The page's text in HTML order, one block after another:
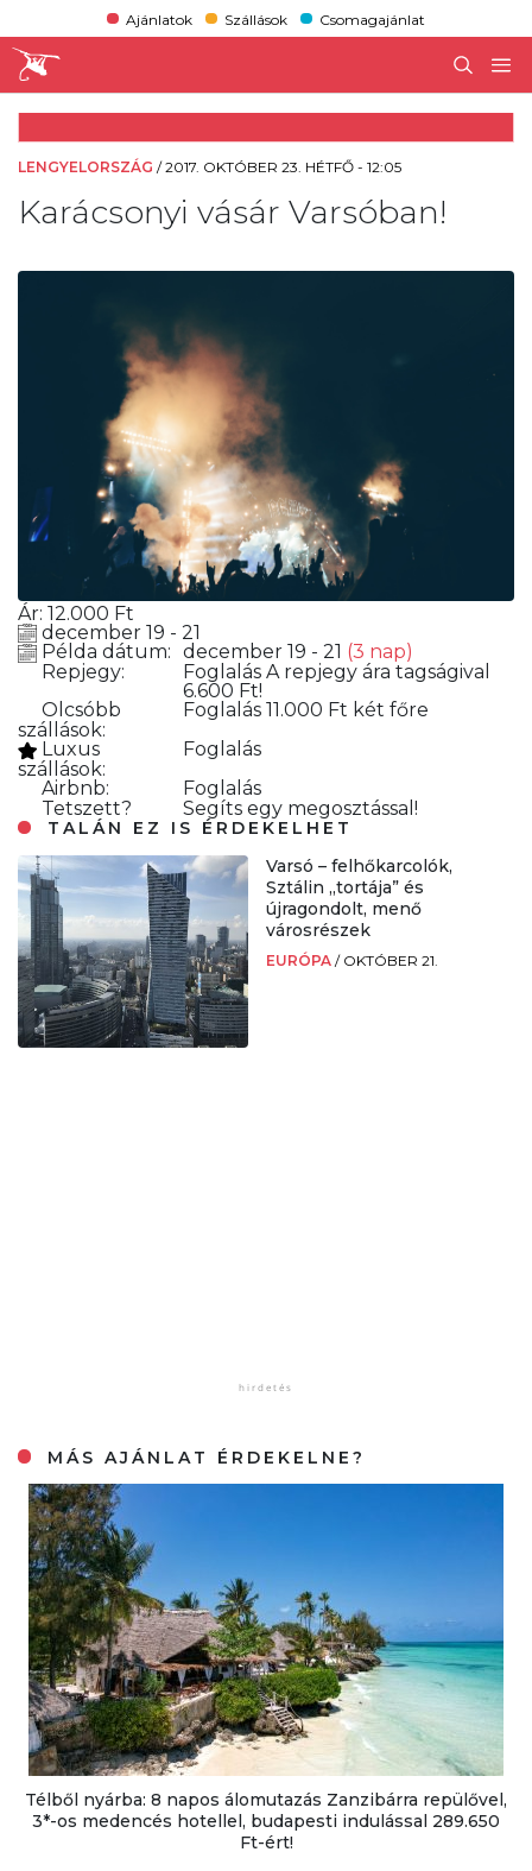
Ajánlatok Szállások Csomagajánlat
LENGYELORSZÁG /2017. OKTÓBER 23. HÉTFŐ - 12:05
Karácsonyi vásár Varsóban!
Ár: 12.000 Ft
december 19 - 21
Példa dátum: december 19 - 21 (3 nap)
Repjegy:
Foglalás A repjegy ára tagságival
6.600 Ft!
Olcsóbb
szállások:
Foglalás 11.000 Ft két főre
Luxus
szállások:
Foglalás
Airbnb:
Foglalás
Tetszett?
Segíts egy megosztással!
TALÁN EZ IS ÉRDEKELHET
Varsó – felhőkarcolók,
Sztálin „tortája” és
újragondolt, menő
városrészek
EURÓPA / OKTÓBER 21.
MÁS AJÁNLAT ÉRDEKELNE?
Télből nyárba: 8 napos álomutazás Zanzibárra repülővel,
3*-os medencés hotellel, budapesti indulással 289.650
Ft-ért!